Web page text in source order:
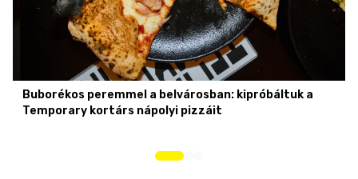
Buborékos peremmel a belvárosban: kipróbáltuk a
Temporary kortárs nápolyi pizzáit